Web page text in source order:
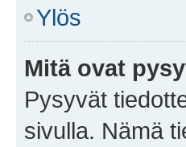
Ylös
Mitä ovat
Pysyvät
sivulla. Nämä